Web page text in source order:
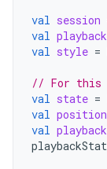
val session
val
val style =
// For this
val state =
val position
val